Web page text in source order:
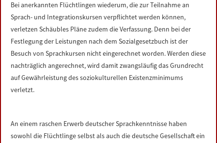
Bei anerkannten Flüchtlingen wiederum, die zur Teilnahme an
Sprach- und Integrationskursen verpflichtet werden können,
verletzen Schäubles Pläne zudem die Verfassung. Denn bei der
Festlegung der Leistungen nach dem Sozialgesetzbuch ist der
Besuch von Sprachkursen nicht eingerechnet worden. Werden diese
nachträglich angerechnet, wird damit zwangsläufig das Grundrecht
auf Gewährleistung des soziokulturellen Existenzminimums
verletzt.
An einem raschen Erwerb deutscher Sprachkenntnisse haben
sowohl die Flüchtlinge selbst als auch die deutsche Gesellschaft ein